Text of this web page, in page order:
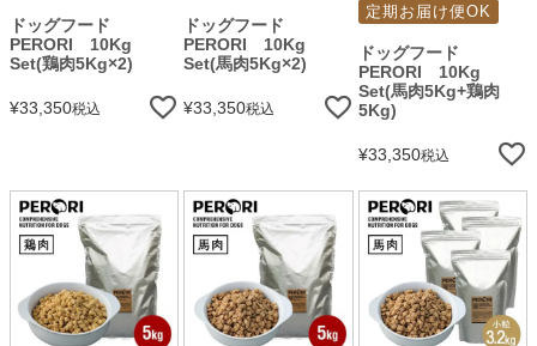
ドッグフード
PERORI 10Kg
Set(鶏肉5Kg×2)
¥33,350税込
ドッグフード
PERORI 10Kg
Set(馬肉5Kg×2)
¥33,350税込
定期お届け便OK
ドッグフード
PERORI 10Kg
Set(馬肉5Kg+鶏肉
5Kg)
¥33,350税込